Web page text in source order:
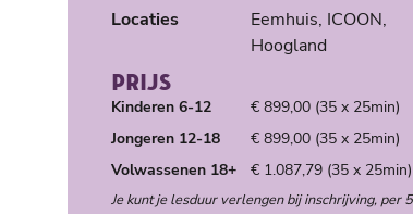
Locaties
Eemhuis, ICOON,
Hoogland
PRIJS
Kinderen 6-12
€ 899,00 (35 x 25min)
Jongeren 12-18
€ 899,00 (35 x 25min)
Volwassenen 18+
€ 1.087,79 (35 x 25min)
Je kunt je lesduur verlengen bij inschrijving, per